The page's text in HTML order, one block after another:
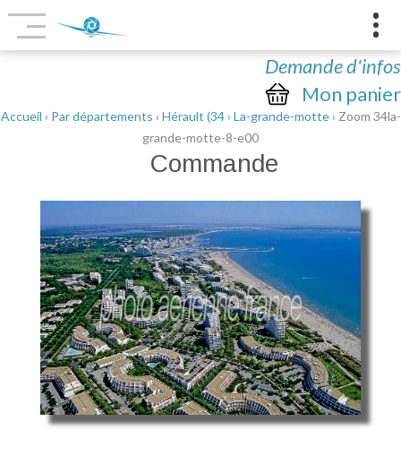
Demande d'infos
Mon panier
Accueil › Par départements › Hérault (34› La-grande-motte› Zoom 34la-
grande-motte-8-e00
Commande